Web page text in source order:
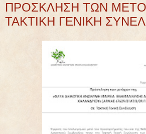
ΠΡΟΣΚΛΗΣΗ ΤΩΝ
ΤΑΚΤΙΚΗ ΓΕΝΙΚΗ